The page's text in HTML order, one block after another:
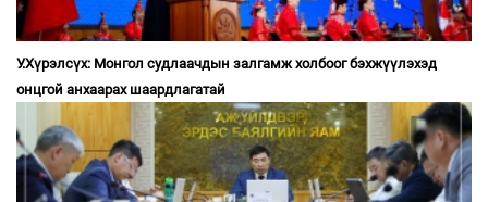
У.Хүрэлсүх: Монгол судлаачдын залгамж холбоог бэхжүүлэхэд
онцгой анхаарах шаардлагатай